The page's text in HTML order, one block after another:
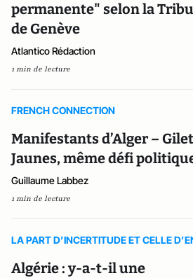
permanente" selon la
de Genève
Atlantico Rédaction
1 min de lecture
FRENCH CONNECTION
Manifestants d’Alger –
Jaunes, même défi
Guillaume Labbez
1 min de lecture
LA PART D’INCERTITUDE ET CELLE
Algérie : y-a-t-il une